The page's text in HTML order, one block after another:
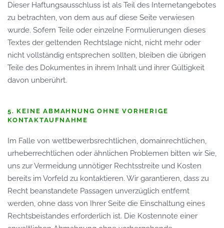
Dieser Haftungs­ausschluss ist als Teil des Internet­angebotes
zu betrachten, von dem aus auf diese Seite verwiesen
wurde. Sofern Teile oder einzelne Formulierungen dieses
Textes der geltenden Rechtslage nicht, nicht mehr oder
nicht volls­tändig entsprechen sollten, bleiben die übrigen
Teile des Dokumentes in ihrem Inhalt und ihrer Gültigkeit
davon unberührt.
5. KEINE ABMAHNUNG OHNE VORHERIGE
KONTAKTAUFNAHME
Im Falle von wettbewerbsrechtlichen, domainrechtlichen,
urheberrechtlichen oder ähnlichen Problemen bitten wir Sie,
uns zur Vermeidung unnötiger Rechtsstreite und Kosten
bereits im Vorfeld zu kontaktieren. Wir garantieren, dass zu
Recht beanstandete Passagen unverzüglich entfernt
werden, ohne dass von Ihrer Seite die Einschaltung eines
Rechtsbeistandes erforderlich ist. Die Kostennote einer